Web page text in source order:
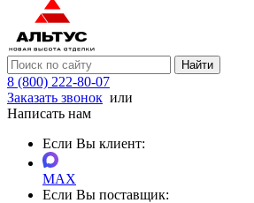
Найти
8 (800) 222-80-07
Заказать звонок или
Написать нам
Если Вы клиент:
MAX
Если Вы поставщик: